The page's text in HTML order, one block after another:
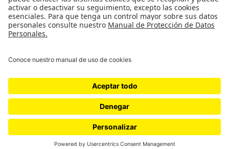
Movilización social
¿Quiénes somos?
Podcasts
Ediciones especiales